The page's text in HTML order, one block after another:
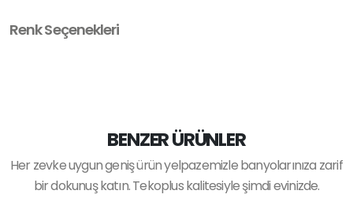
Renk Seçenekleri
BENZER ÜRÜNLER
Her zevke uygun geniş ürün yelpazemizle banyolarınıza zarif
bir dokunuş katın. Tekoplus kalitesiyle şimdi evinizde.